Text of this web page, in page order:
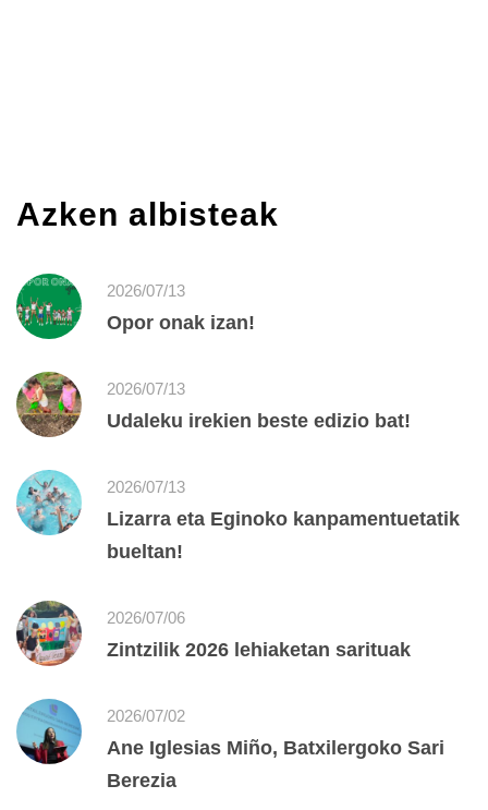
Azken albisteak
2026/07/13
Opor onak izan!
2026/07/13
Udaleku irekien beste edizio bat!
2026/07/13
Lizarra eta Eginoko kanpamentuetatik
bueltan!
2026/07/06
Zintzilik 2026 lehiaketan sarituak
2026/07/02
Ane Iglesias Miño, Batxilergoko Sari
Berezia